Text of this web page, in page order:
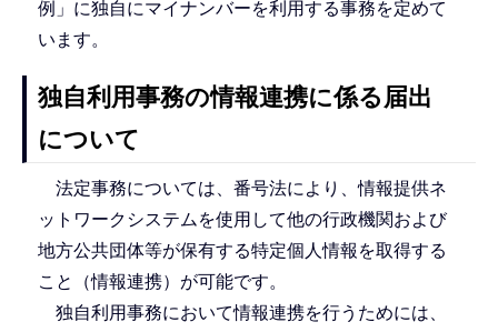
例」に独自にマイナンバーを利用する事務を定めて
います。
独自利用事務の情報連携に係る届出
について
法定事務については、番号法により、情報提供ネ
ットワークシステムを使用して他の行政機関および
地方公共団体等が保有する特定個人情報を取得する
こと（情報連携）が可能です。
独自利用事務において情報連携を行うためには、